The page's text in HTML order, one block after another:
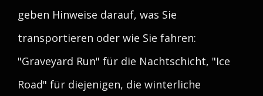
geben Hinweise darauf, was Sie
transportieren oder wie Sie fahren:
"Graveyard Run" für die Nachtschicht, "Ice
Road" für diejenigen, die winterliche